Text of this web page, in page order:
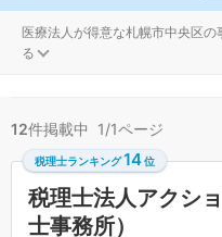
医療法人が得意な札幌市中央区の
る
12件掲載中 1/1ページ
税理士ランキング14位
税理士法人アクシ
士事務所）